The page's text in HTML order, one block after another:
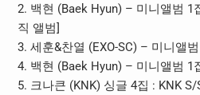
2. 백현 (Baek Hyun) – 미니앨범 1
직 앨범]
3. 세훈&찬열 (EXO-SC) – 미니앨
4. 백현 (Baek Hyun) – 미니앨범 1
5. 크나큰 (KNK) 싱글 4집 : KNK S/